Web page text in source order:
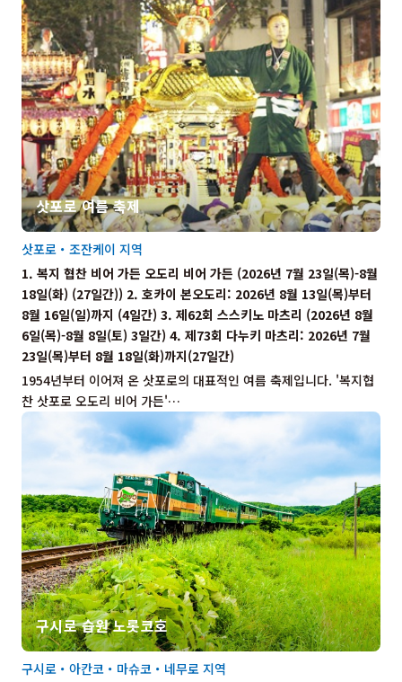
삿포로 여름 축제
1954년부터 이어져 온 삿포로의 대표적인 여름 축제입니다. '복지협
찬 삿포로 오도리 비어 가든'…
삿포로・조잔케이 지역
1. 복지 협찬 비어 가든 오도리 비어 가든 (2026년 7월 23일(목)-8월
18일(화) (27일간)) 2. 호카이 본오도리: 2026년 8월 13일(목)부터
8월 16일(일)까지 (4일간) 3. 제62회 스스키노 마츠리 (2026년 8월
6일(목)-8월 8일(토) 3일간) 4. 제73회 다누키 마츠리: 2026년 7월
23일(목)부터 8월 18일(화)까지(27일간)
구시로 습원 노롯코호
구시로・아칸코・마슈코・네무로 지역